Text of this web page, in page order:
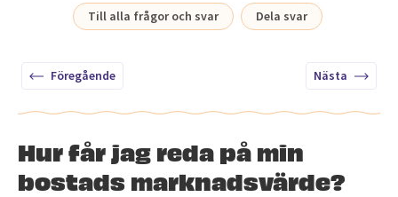
Till alla frågor och svar Dela svar
Föregående Nästa
Hur får jag reda på min
bostads marknadsvärde?